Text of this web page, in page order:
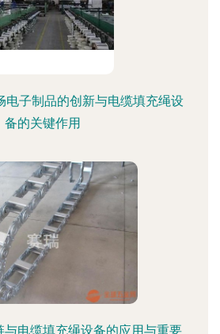
电子制品的创新与电缆填充绳设
备的关键作用
与电缆填充绳设备的应用与重要